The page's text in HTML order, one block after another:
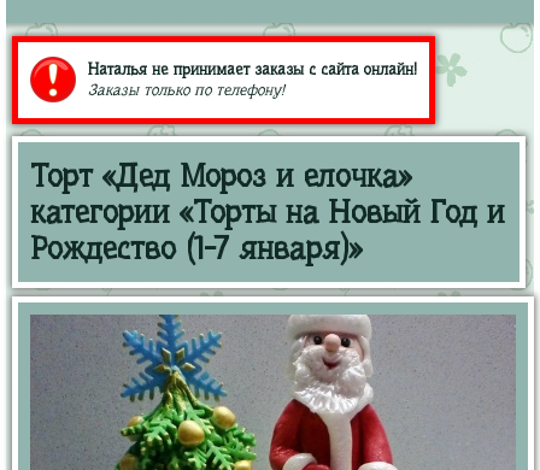
Наталья не принимает заказы с сайта онлайн!
Заказы только по телефону!
Торт «Дед Мороз и елочка»
категории «Торты на Новый Год и
Рождество (1-7 января)»